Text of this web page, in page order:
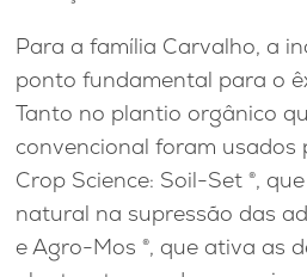
Para a família Carvalho, a
ponto fundamental para o
Tanto no plantio orgânico
convencional foram usados
Crop Science: Soil-Set ®,
natural na supressão das
e Agro-Mos ®, que ativa as